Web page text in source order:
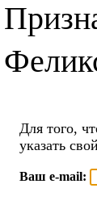
Для того,
указать
Ваш e-mail: